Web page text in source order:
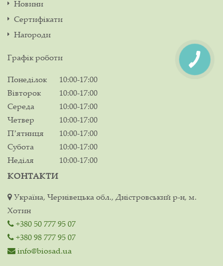
Новини
Сертифікати
Нагороди
Графік роботи
Понеділок
10:00-17:00
Вівторок
10:00-17:00
Середа
10:00-17:00
Четвер
10:00-17:00
Пʼятниця
10:00-17:00
Субота
10:00-17:00
Неділя
10:00-17:00
КОНТАКТИ
Україна, Чернівецька обл., Дністровський р-н, м.
Хотин
+380 50 777 95 07
+380 98 777 95 07
info@biosad.ua